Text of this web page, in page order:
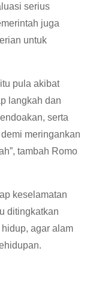
serius
juga
untuk
pula akibat
langkah dan
serta
meringankan
tambah Romo
keselamatan
ditingkatkan
agar alam